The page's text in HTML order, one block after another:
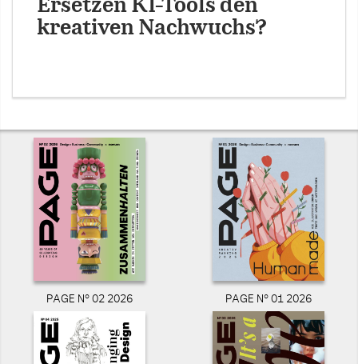
Ersetzen KI-Tools den
kreativen Nachwuchs?
PAGE N° 02 2026 PAGE N° 01 2026